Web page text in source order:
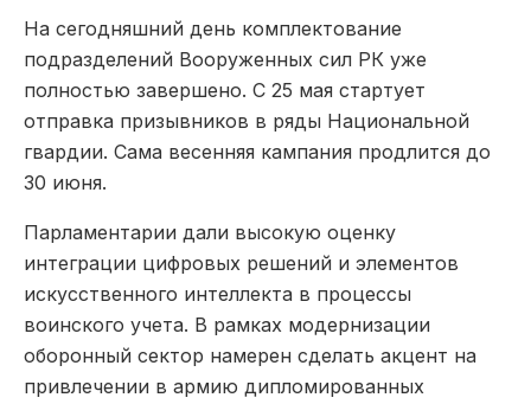
На сегодняшний день комплектование
подразделений Вооруженных сил РК уже
полностью завершено. С 25 мая стартует
отправка призывников в ряды Национальной
гвардии. Сама весенняя кампания продлится до
30 июня.
Парламентарии дали высокую оценку
интеграции цифровых решений и элементов
искусственного интеллекта в процессы
воинского учета. В рамках модернизации
оборонный сектор намерен сделать акцент на
привлечении в армию дипломированных